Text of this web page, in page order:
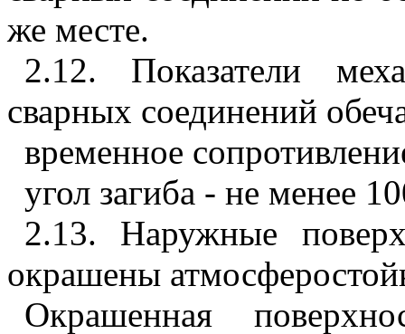
же месте.
2.12. Показатели
сварных соединений
временное
угол загиба - не менее
2.13. Наружные
окрашены
Окрашенная